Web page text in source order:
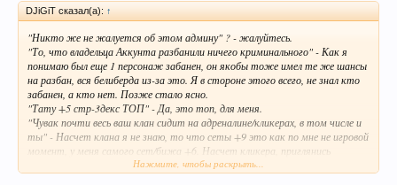
DJiGiT сказал(а): ↑
"Никто же не жалуется об этом админу" ? - жалуйтесь.
"То, что владельца Аккунта разбанили ничего криминального" - Как я
понимаю был еще 1 персонаж забанен, он якобы тоже имел те же шансы
на разбан, вся белиберда из-за это. Я в стороне этого всего, не знал кто
забанен, а кто нет. Позже стало ясно.
"Тату +5 стр-3декс ТОП" - Да, это топ, для меня.
"Чувак почти весь ваш клан сидит на адреналине/кликерах, в том числе и
ты" - Насчет клана я не знаю, то что сеты +9 это как по мне не игровой
момент, у меня самого сет/бижа +6. Насчет кликера, приглянись
хорошенько, может где то найдешь макрос на ЦП.
Нажмите, чтобы раскрыть...